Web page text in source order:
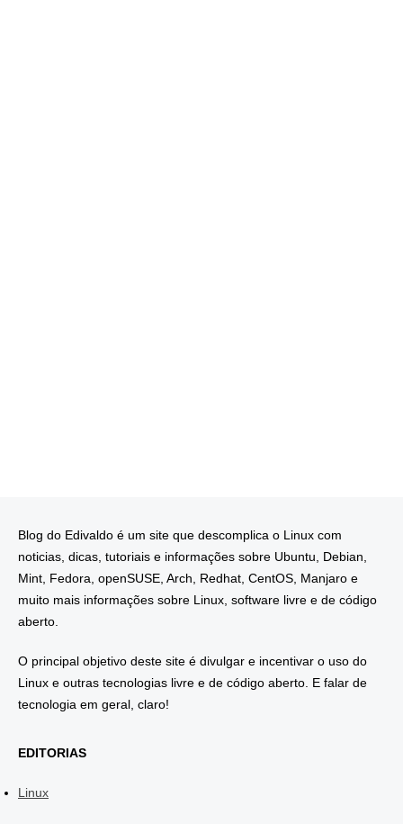
Blog do Edivaldo é um site que descomplica o Linux com
noticias, dicas, tutoriais e informações sobre Ubuntu, Debian,
Mint, Fedora, openSUSE, Arch, Redhat, CentOS, Manjaro e
muito mais informações sobre Linux, software livre e de código
aberto.
O principal objetivo deste site é divulgar e incentivar o uso do
Linux e outras tecnologias livre e de código aberto. E falar de
tecnologia em geral, claro!
EDITORIAS
Linux